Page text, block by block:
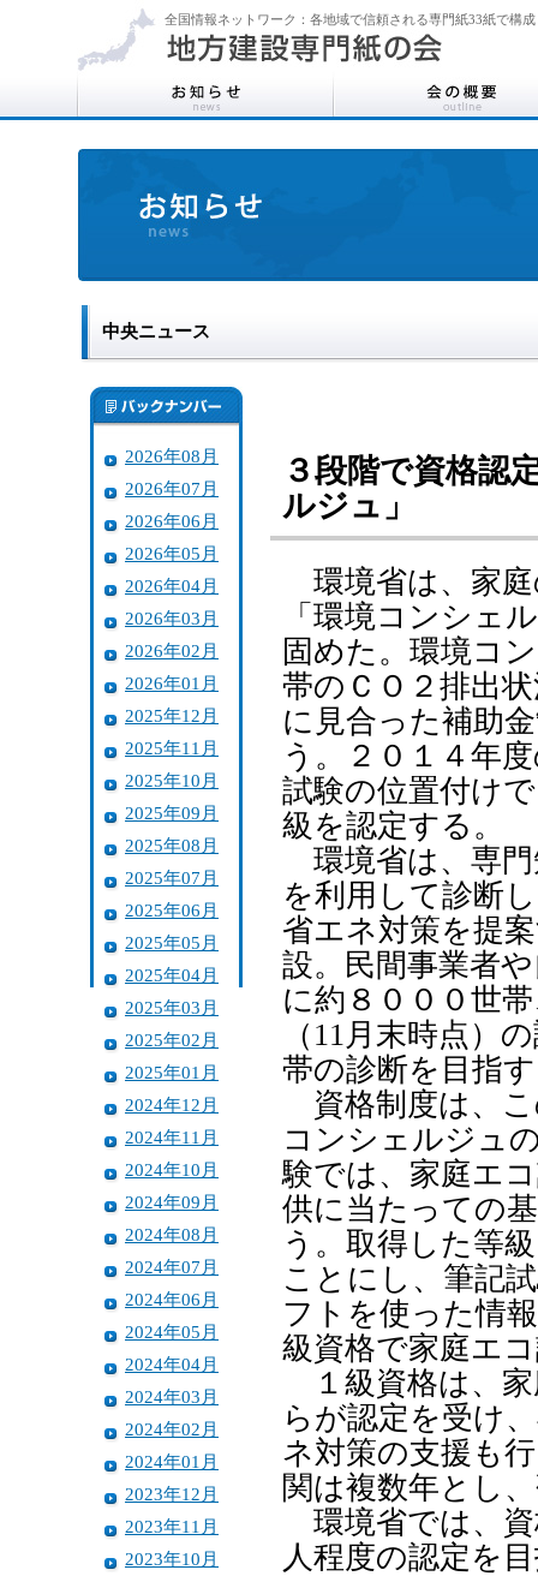
全国情報ネットワーク：各地域で信頼される専門紙33紙で構成
中央ニュース
2026年08月
2026年07月
2026年06月
2026年05月
2026年04月
2026年03月
2026年02月
2026年01月
2025年12月
2025年11月
2025年10月
2025年09月
2025年08月
2025年07月
2025年06月
2025年05月
2025年04月
2025年03月
2025年02月
2025年01月
2024年12月
2024年11月
2024年10月
2024年09月
2024年08月
2024年07月
2024年06月
2024年05月
2024年04月
2024年03月
2024年02月
2024年01月
2023年12月
2023年11月
2023年10月
３段階で資格認
ルジュ」
環境省は、家庭
「環境コンシェ
固めた。環境コ
帯のＣＯ２排出
に見合った補助
う。２０１４年
試験の位置付け
級を認定する。
環境省は、専門
を利用して診断
省エネ対策を提
設。民間事業者
に約８０００世
（11月末時点）
帯の診断を目指
資格制度は、こ
コンシェルジュ
験では、家庭エ
供に当たっての
う。取得した等
ことにし、筆記
フトを使った情
級資格で家庭エ
１級資格は、家
らが認定を受け
ネ対策の支援も
関は複数年とし
環境省では、資
人程度の認定を